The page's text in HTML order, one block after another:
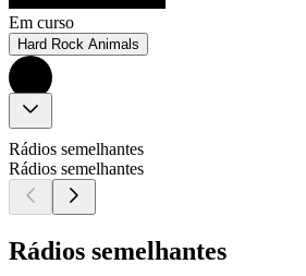
Em curso
Hard Rock Animals
Rádios semelhantes
Rádios semelhantes
Rádios semelhantes